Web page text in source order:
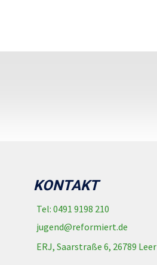
KONTAKT
Tel: 0491 9198 210
jugend@reformiert.de
ERJ, Saarstraße 6, 26789 Leer